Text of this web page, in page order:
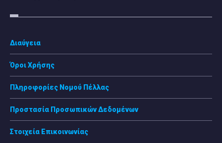
Διαύγεια
Όροι Χρήσης
Πληροφορίες Νομού Πέλλας
Προστασία Προσωπικών Δεδομένων
Στοιχεία Επικοινωνίας